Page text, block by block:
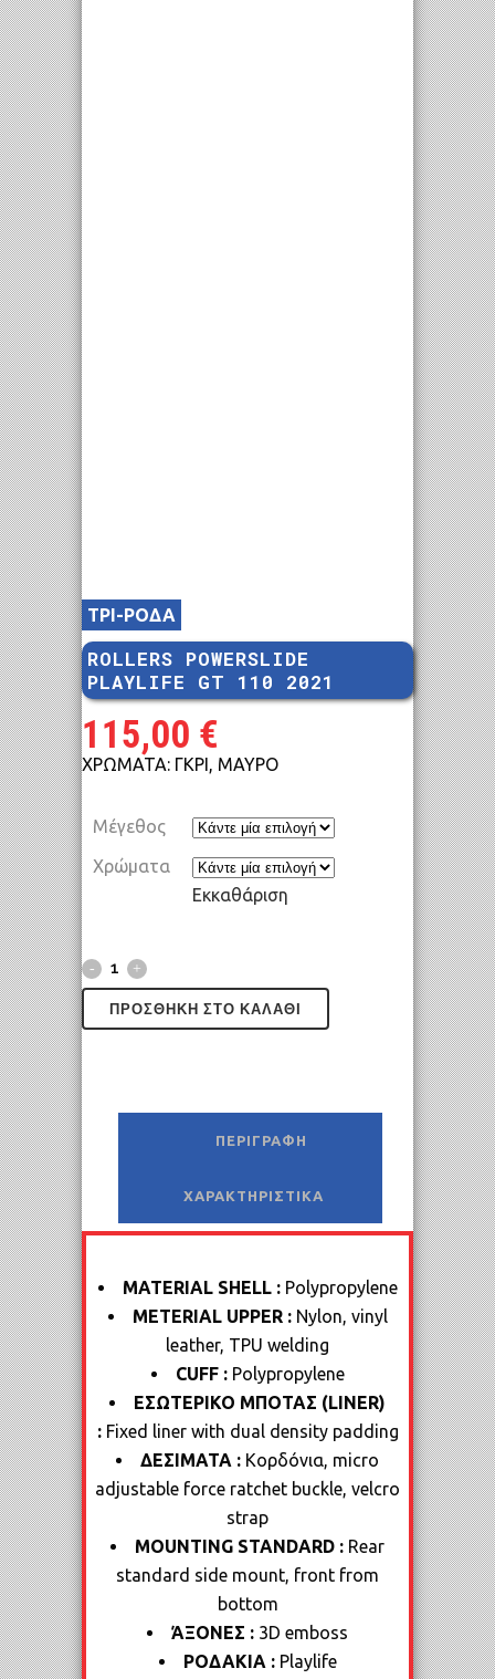
ΤΡΙ-ΡΟΔΑ
ROLLERS POWERSLIDE
PLAYLIFE GT 110 2021
115,00 €
ΧΡΩΜΑΤΑ: ΓΚΡΙ, ΜΑΥΡΟ
Μέγεθος
Χρώματα
Εκκαθάριση
ΠΡΟΣΘΉΚΗ ΣΤΟ ΚΑΛΆΘΙ
ΠΕΡΙΓΡΑΦΉ
ΧΑΡΑΚΤΗΡΙΣΤΙΚΆ
MATERIAL SHELL : Polypropylene
METERIAL UPPER : Nylon, vinyl
leather, TPU welding
CUFF : Polypropylene
EΣΩΤΕΡΙΚΟ ΜΠΟΤΑΣ (LINER)
: Fixed liner with dual density padding
ΔΕΣΙΜΑΤΑ : Κορδόνια, micro
adjustable force ratchet buckle, velcro
strap
MOUNTING STANDARD : Rear
standard side mount, front from
bottom
ΆΞΟΝΕΣ : 3D emboss
ΡΟΔΑΚΙΑ : Playlife